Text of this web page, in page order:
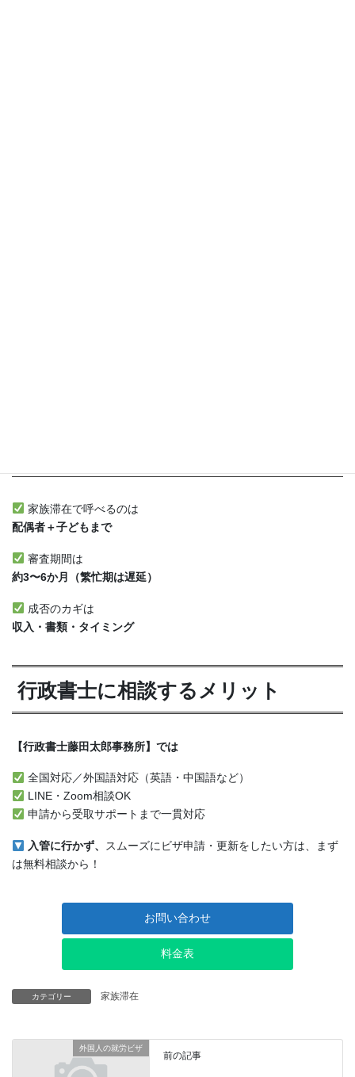
家族滞在で呼べるのは
配偶者＋子どもまで
審査期間は
約3〜6か月（繁忙期は遅延）
成否のカギは
収入・書類・タイミング
行政書士に相談するメリット
【行政書士藤田太郎事務所】では
全国対応／外国語対応（英語・中国語など）
LINE・Zoom相談OK
申請から受取サポートまで一貫対応
入管に行かず、 スムーズにビザ申請・更新をしたい方は、まず
は無料相談から！
お問い合わせ
料金表
カテゴリー 家族滞在
外国人の就労ビザ
前の記事